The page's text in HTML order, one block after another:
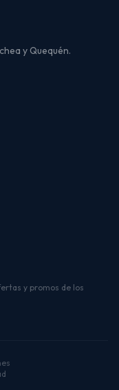
y Quequén.
y promos de los